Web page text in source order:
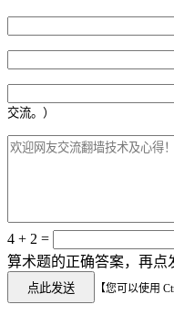
交流。）
4 + 2 =
算术题的正确答案，再点
【您可以使用